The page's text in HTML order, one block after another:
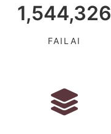
1,544,326
FAILAI